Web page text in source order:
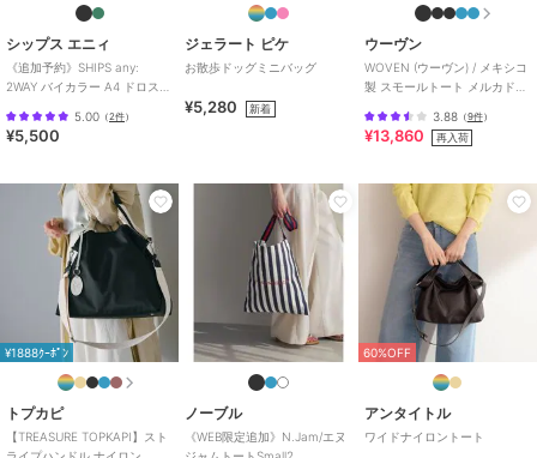
シップス エニィ
《追加予約》SHIPS any:
2WAY バイカラー A4 ドロスト
5.00 （2件）
¥5,500
ジェラート ピケ
お散歩ドッグミニバッグ
¥5,280 新着
ウーヴン
WOVEN (ウーヴン) / メキシコ
製 スモールトート メルカドバ
3.88（9件）
¥13,860 再入荷
¥1888ｸｰﾎﾟﾝ
トプカピ
【TREASURE TOPKAPI】スト
ノーブル
《WEB限定追加》N.Jam/エヌ
60%OFF
アンタイトル
ワイドナイロントート